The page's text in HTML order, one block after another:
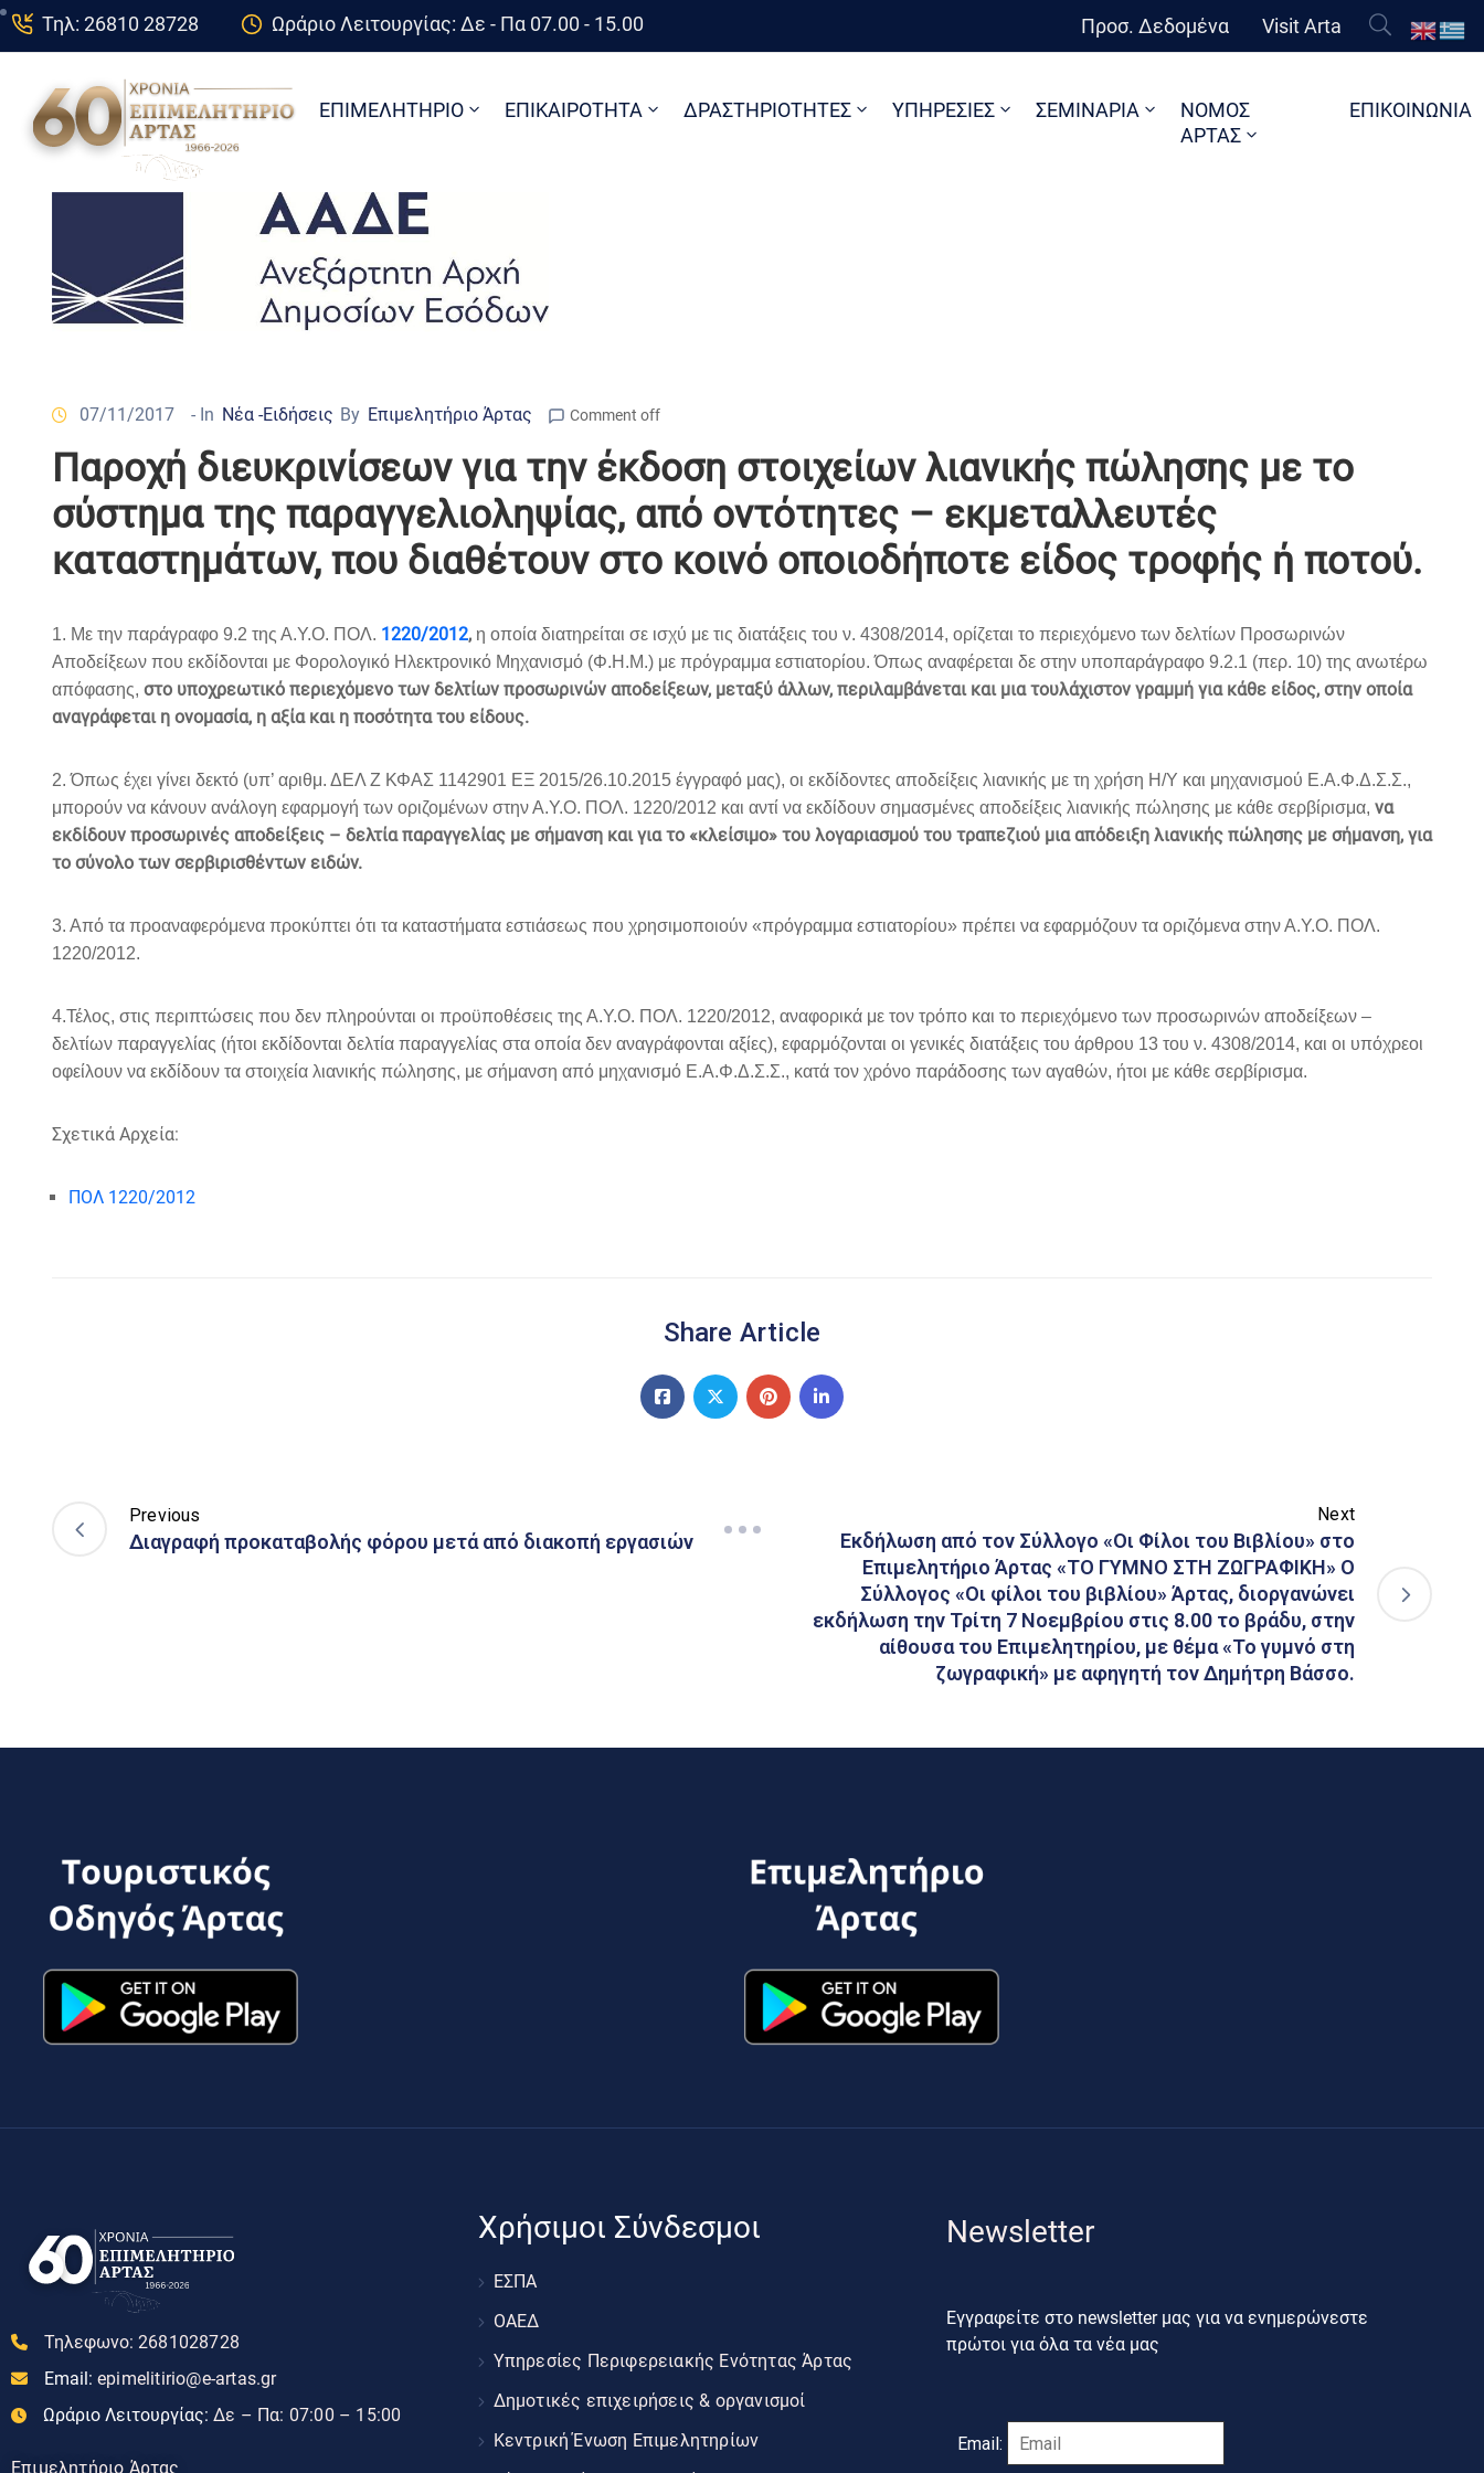
Τηλ: 26810 28728 Ωράριο Λειτουργίας: Δε - Πα 07.00 - 15.00 Προσ. Δεδομένα Visit Arta
ΕΠΙΜΕΛΗΤΗΡΙΟ ΕΠΙΚΑΙΡΟΤΗΤΑ ΔΡΑΣΤΗΡΙΟΤΗΤΕΣ ΥΠΗΡΕΣΙΕΣ ΣΕΜΙΝΑΡΙΑ
ΝΟΜΟΣ
ΑΡΤΑΣ
ΕΠΙΚΟΙΝΩΝΙΑ
07/11/2017 - In Νέα -Ειδήσεις By Επιμελητήριο Άρτας Comment off
Παροχή διευκρινίσεων για την έκδοση στοιχείων λιανικής πώλησης με το
σύστημα της παραγγελιοληψίας, από οντότητες – εκμεταλλευτές
καταστημάτων, που διαθέτουν στο κοινό οποιοδήποτε είδος τροφής ή ποτού.
1. Με την παράγραφο 9.2 της Α.Υ.Ο. ΠΟΛ. 1220/2012, η οποία διατηρείται σε ισχύ με τις διατάξεις του ν. 4308/2014, ορίζεται το περιεχόμενο των δελτίων Προσωρινών
Αποδείξεων που εκδίδονται με Φορολογικό Ηλεκτρονικό Μηχανισμό (Φ.Η.Μ.) με πρόγραμμα εστιατορίου. Όπως αναφέρεται δε στην υποπαράγραφο 9.2.1 (περ. 10) της ανωτέρω
απόφασης, στο υποχρεωτικό περιεχόμενο των δελτίων προσωρινών αποδείξεων, μεταξύ άλλων, περιλαμβάνεται και μια τουλάχιστον γραμμή για κάθε είδος, στην οποία
αναγράφεται η ονομασία, η αξία και η ποσότητα του είδους.
2. Όπως έχει γίνει δεκτό (υπ’ αριθμ. ΔΕΛ Ζ ΚΦΑΣ 1142901 ΕΞ 2015/26.10.2015 έγγραφό μας), οι εκδίδοντες αποδείξεις λιανικής με τη χρήση Η/Υ και μηχανισμού Ε.Α.Φ.Δ.Σ.Σ.,
μπορούν να κάνουν ανάλογη εφαρμογή των οριζομένων στην Α.Υ.Ο. ΠΟΛ. 1220/2012 και αντί να εκδίδουν σημασμένες αποδείξεις λιανικής πώλησης με κάθε σερβίρισμα, να
εκδίδουν προσωρινές αποδείξεις – δελτία παραγγελίας με σήμανση και για το «κλείσιμο» του λογαριασμού του τραπεζιού μια απόδειξη λιανικής πώλησης με σήμανση, για
το σύνολο των σερβιρισθέντων ειδών.
3. Από τα προαναφερόμενα προκύπτει ότι τα καταστήματα εστιάσεως που χρησιμοποιούν «πρόγραμμα εστιατορίου» πρέπει να εφαρμόζουν τα οριζόμενα στην Α.Υ.Ο. ΠΟΛ.
1220/2012.
4.Τέλος, στις περιπτώσεις που δεν πληρούνται οι προϋποθέσεις της Α.Υ.Ο. ΠΟΛ. 1220/2012, αναφορικά με τον τρόπο και το περιεχόμενο των προσωρινών αποδείξεων –
δελτίων παραγγελίας (ήτοι εκδίδονται δελτία παραγγελίας στα οποία δεν αναγράφονται αξίες), εφαρμόζονται οι γενικές διατάξεις του άρθρου 13 του ν. 4308/2014, και οι υπόχρεοι
οφείλουν να εκδίδουν τα στοιχεία λιανικής πώλησης, με σήμανση από μηχανισμό Ε.Α.Φ.Δ.Σ.Σ., κατά τον χρόνο παράδοσης των αγαθών, ήτοι με κάθε σερβίρισμα.
Σχετικά Αρχεία:
ΠΟΛ 1220/2012
Share Article
Previous
Διαγραφή προκαταβολής φόρου μετά από διακοπή εργασιών
Next
Εκδήλωση από τον Σύλλογο «Οι Φίλοι του Βιβλίου» στο
Επιμελητήριο Άρτας «ΤΟ ΓΥΜΝΟ ΣΤΗ ΖΩΓΡΑΦΙΚΗ» Ο
Σύλλογος «Οι φίλοι του βιβλίου» Άρτας, διοργανώνει
εκδήλωση την Τρίτη 7 Νοεμβρίου στις 8.00 το βράδυ, στην
αίθουσα του Επιμελητηρίου, με θέμα «Το γυμνό στη
ζωγραφική» με αφηγητή τον Δημήτρη Βάσσο.
Τηλεφωνο: 2681028728
Email: epimelitirio@e-artas.gr
Ωράριο Λειτουργίας: Δε – Πα: 07:00 – 15:00
Επιμελητήριο Άρτας
Χρήσιμοι Σύνδεσμοι
ΕΣΠΑ
ΟΑΕΔ
Υπηρεσίες Περιφερειακής Ενότητας Άρτας
Δημοτικές επιχειρήσεις & οργανισμοί
Κεντρική Ένωση Επιμελητηρίων
Newsletter
Εγγραφείτε στο newsletter μας για να ενημερώνεστε
πρώτοι για όλα τα νέα μας
Email: